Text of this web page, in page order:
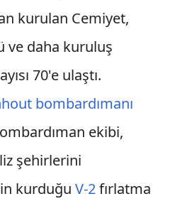
kurulan Cemiyet,
ve daha kuruluş
70'e ulaştı.
bombardımanı
ekibi,
şehirlerini
kurduğu V-2fırlatma